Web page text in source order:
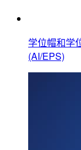
学位帽和学
(AI/EPS)